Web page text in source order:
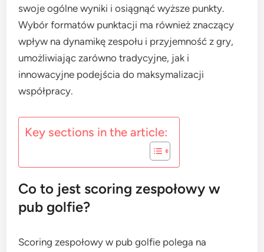
swoje ogólne wyniki i osiągnąć wyższe punkty.
Wybór formatów punktacji ma również znaczący
wpływ na dynamikę zespołu i przyjemność z gry,
umożliwiając zarówno tradycyjne, jak i
innowacyjne podejścia do maksymalizacji
współpracy.
Key sections in the article:
Co to jest scoring zespołowy w
pub golfie?
Scoring zespołowy w pub golfie polega na